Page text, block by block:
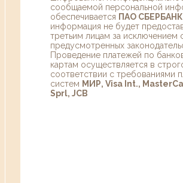
сообщаемой персональной
обеспечивается ПАО СБЕРБАНК
информация не будет
третьим лицам за исключением
предусмотренных
Проведение платежей по
картам осуществляется в
соответствии с требованиями
систем МИР, Visa Int.,
Sprl, JCB